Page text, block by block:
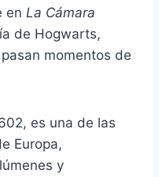
en La Cámara
de Hogwarts,
momentos de
es una de las
Europa,
y